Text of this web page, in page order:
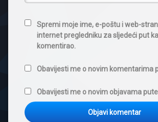
Spremi moje ime, e-poštu i web-
internet pregledniku za sljedeći put
komentirao.
Obavijesti me o novim komentarima
Obavijesti me o novim objavama